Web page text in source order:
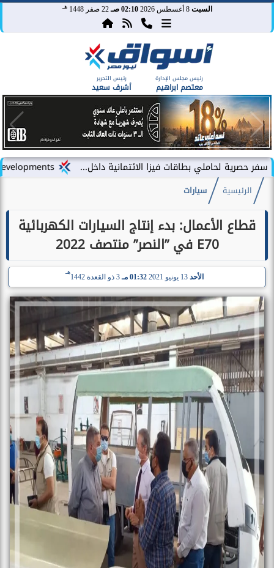
السبت 8 أغسطس 2026 02:10 صـ 22 صفر 1448 هـ
رئيس مجلس الإدارة
معتصم ابراهيم
رئيس التحرير
أشرف سعيد
LARZ Developments تطلق رؤيتها الجديدة لتقديم مفهوم متكامل للتطوير العقاري في مصر بطاقات فيزا الائتمانية داخل...
الرئيسية سيارات
قطاع الأعمال: بدء إنتاج السيارات الكهربائية
E70 في ”النصر” منتصف 2022
الأحد 01:32 مـ 3 ذو القعدة 1442
هـ